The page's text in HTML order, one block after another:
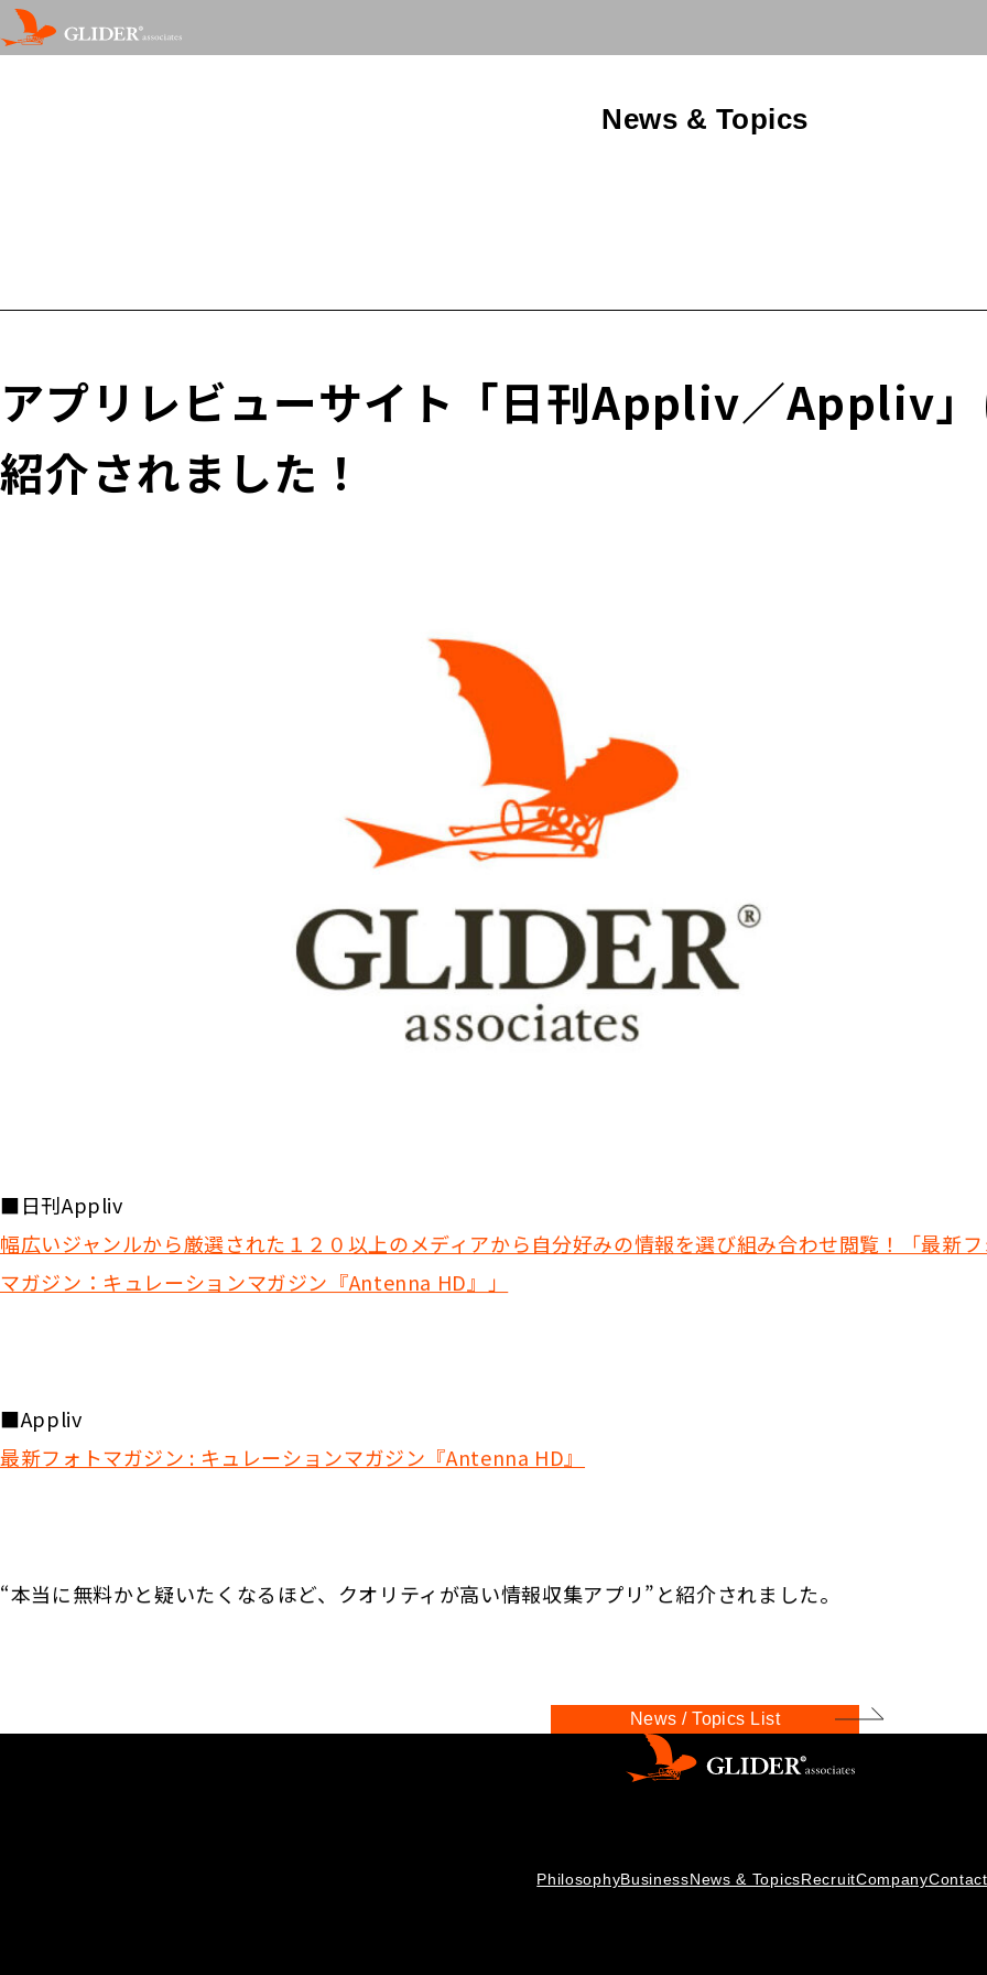
News & Topics
アプリレビューサイト「日刊Appliv／Appliv
紹介されました！
■日刊Appliv
幅広いジャンルから厳選された１２０以上のメディアから自分好みの情報を選び組み合わせ閲覧！「最新
マガジン：キュレーションマガジン『Antenna HD』」
■Appliv
最新フォトマガジン : キュレーションマガジン『Antenna HD』
“本当に無料かと疑いたくなるほど、クオリティが高い情報収集アプリ”と紹介されました。
News / Topics List
PhilosophyBusinessNews & TopicsRecruitCompanyContact